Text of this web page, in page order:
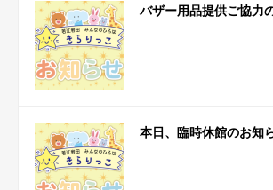
バザー用品提供ご協力
本日、臨時休館のお知